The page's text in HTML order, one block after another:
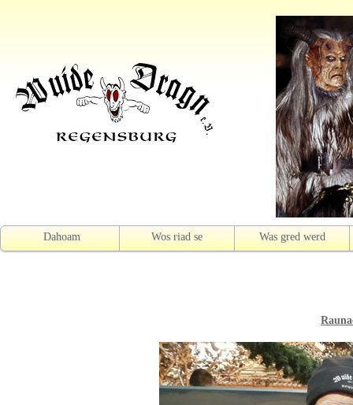
Dahoam Wos riad se Was gred werd